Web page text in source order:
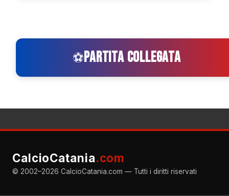
⚽PARTITA COLLEGATA
CalcioCatania.com
© 2002–2026 CalcioCatania.com — Tutti i diritti riservati